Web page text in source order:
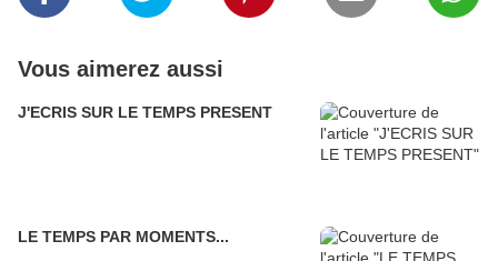
Vous aimerez aussi
J'ECRIS SUR LE TEMPS PRESENT
LE TEMPS PAR MOMENTS...